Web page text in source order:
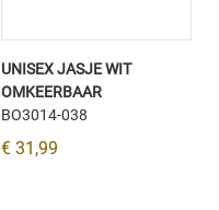
UNISEX JASJE WIT
OMKEERBAAR
BO3014-038
€ 31,99